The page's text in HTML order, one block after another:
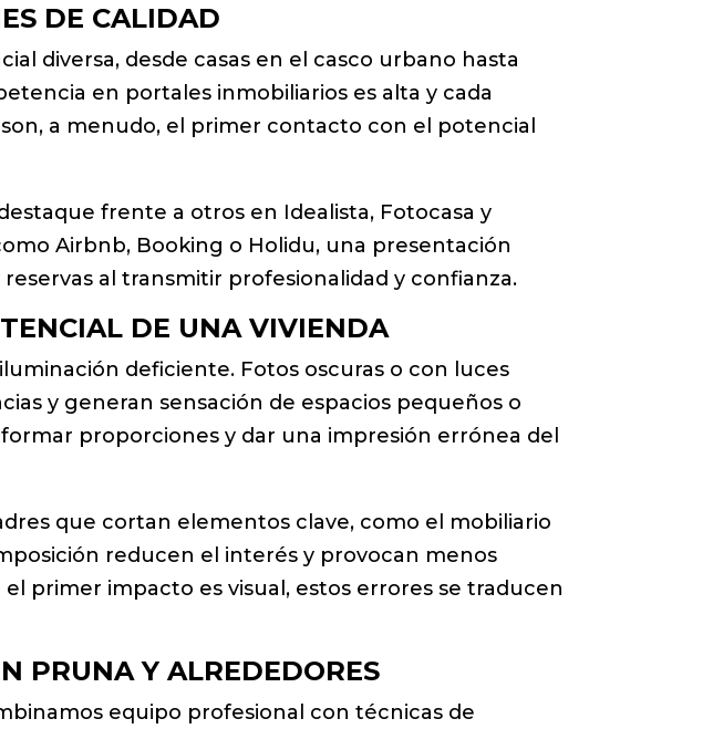
DE CALIDAD
diversa, desde casas en el casco urbano hasta
en portales inmobiliarios es alta y cada
a menudo, el primer contacto con el potencial
frente a otros en Idealista, Fotocasa y
Airbnb, Booking o Holidu, una presentación
al transmitir profesionalidad y confianza.
DE UNA VIVIENDA
deficiente. Fotos oscuras o con luces
y generan sensación de espacios pequeños o
proporciones y dar una impresión errónea del
que cortan elementos clave, como el mobiliario
reducen el interés y provocan menos
primer impacto es visual, estos errores se traducen
PRUNA Y ALREDEDORES
equipo profesional con técnicas de